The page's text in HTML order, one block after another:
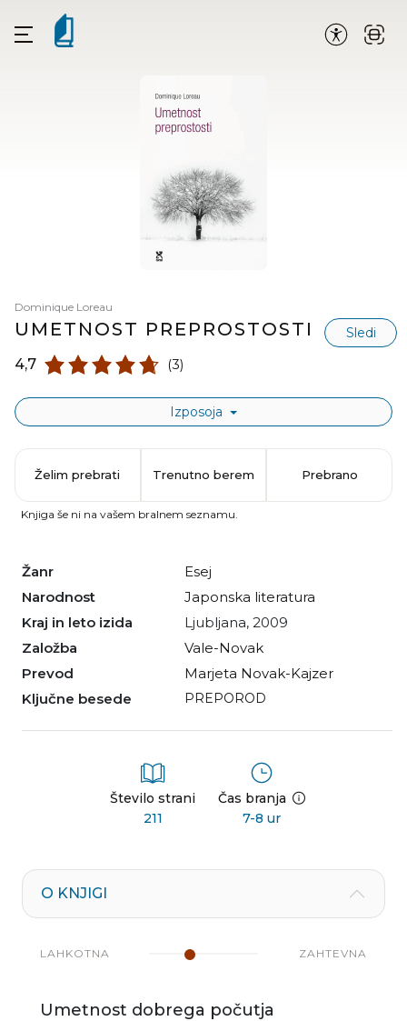
Dominique Loreau
UMETNOST PREPROSTOSTI Sledi
4,7 (3)
Izposoja
Žanr
esej
Narodnost
japonska literatura
Kraj in leto izida
Ljubljana, 2009
Založba
Vale-Novak
Prevod
Marjeta Novak-Kajzer
Ključne besede
PREPOROD
Število strani
211
Čas branja
7-8 ur
Želim prebrati Trenutno berem Prebrano
Knjiga še ni na vašem bralnem seznamu.
O KNJIGI
LAHKOTNA ZAHTEVNA
Umetnost dobrega počutja